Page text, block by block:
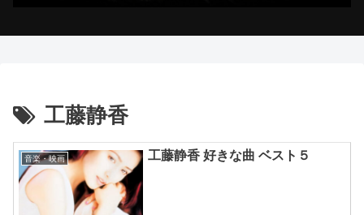
工藤静香
音楽・映画 工藤静香 好きな曲 ベスト５